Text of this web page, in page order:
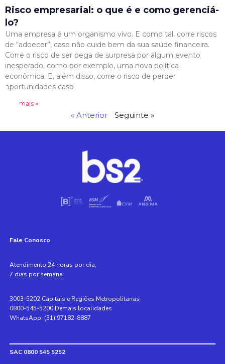
Risco empresarial: o que é e como gerenciá-
lo?
Uma empresa é um organismo vivo. E como tal, corre riscos
de “adoecer”, caso não cuide bem da sua saúde financeira.
Corre o risco de ser pega de surpresa por algum evento
inesperado, como por exemplo, uma nova política
econômica. E, além disso, corre o risco de perder
oportunidades caso
Leia mais »
« Anterior Seguinte »
Fale Conosco
Atendimento 24 horas por dia,
7 dias por semana
3003-5202 Capitais e Regiões Metropolitanas
0800-545-5200 Demais localidades
WhatsApp: (31) 97182-8887
SAC 0800 545 5252